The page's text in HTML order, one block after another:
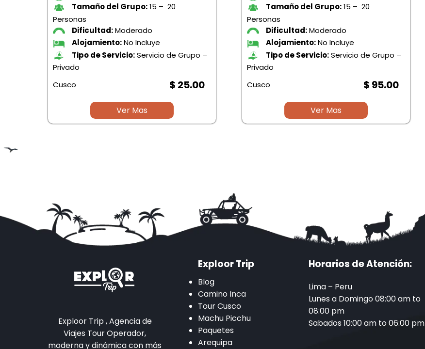
Tamaño del Grupo:15 – 20
Personas
Dificultad:Moderado
Alojamiento:No Incluye
Tipo de Servicio:Servicio de Grupo –
Privado
Cusco
$ 25.00
Ver Mas
Tamaño del Grupo:15 – 20
Personas
Dificultad:Moderado
Alojamiento:No Incluye
Tipo de Servicio:Servicio de Grupo –
Privado
Cusco
$ 95.00
Ver Mas
Exploor Trip , Agencia de
Viajes Tour Operador,
moderna y dinámica con más
Exploor Trip
Blog
Camino Inca
Tour Cusco
Machu Picchu
Paquetes
Arequipa
Horarios de Atención:
Lima – Peru
Lunes a Domingo 08:00 am to
08:00 pm
Sabados 10:00 am to 06:00 pm